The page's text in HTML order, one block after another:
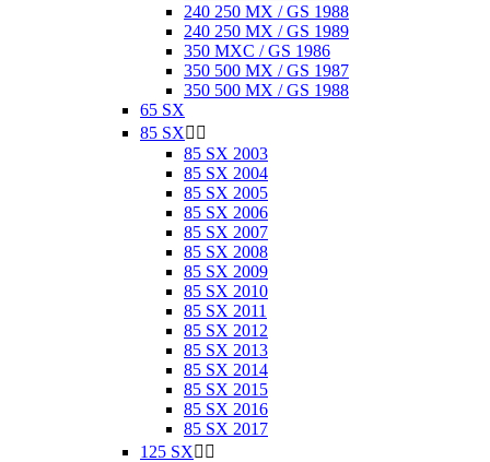
240 250 MX / GS 1988
240 250 MX / GS 1989
350 MXC / GS 1986
350 500 MX / GS 1987
350 500 MX / GS 1988
65 SX
85 SX 
85 SX 2003
85 SX 2004
85 SX 2005
85 SX 2006
85 SX 2007
85 SX 2008
85 SX 2009
85 SX 2010
85 SX 2011
85 SX 2012
85 SX 2013
85 SX 2014
85 SX 2015
85 SX 2016
85 SX 2017
125 SX 